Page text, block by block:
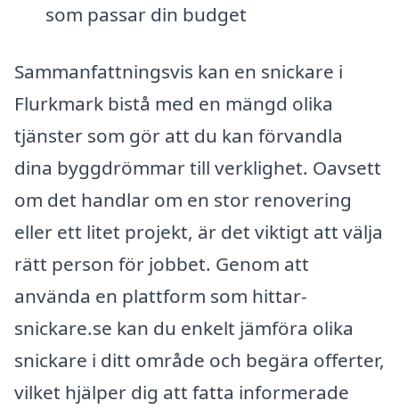
som passar din budget
Sammanfattningsvis kan en snickare i
Flurkmark bistå med en mängd olika
tjänster som gör att du kan förvandla
dina byggdrömmar till verklighet. Oavsett
om det handlar om en stor renovering
eller ett litet projekt, är det viktigt att välja
rätt person för jobbet. Genom att
använda en plattform som hittar-
snickare.se kan du enkelt jämföra olika
snickare i ditt område och begära offerter,
vilket hjälper dig att fatta informerade